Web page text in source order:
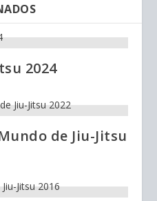
2024
de Jiu-Jitsu